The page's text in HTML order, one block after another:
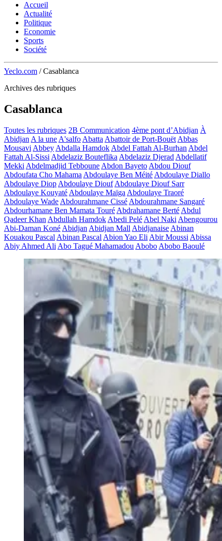
Accueil
Actualité
Politique
Economie
Sports
Société
Yeclo.com / Casablanca
Archives des rubriques
Casablanca
Toutes les rubriques 2B Communication 4ème pont d’Abidjan À
Abidjan A la une A'salfo Abatta Abattoir de Port-Bouët Abbas
Mousavi Abbey Abdalla Hamdok Abdel Fattah Al-Burhan Abdel
Fattah Al-Sissi Abdelaziz Bouteflika Abdelaziz Djerad Abdellatif
Mekki Abdelmadjid Tebboune Abdon Bayeto Abdou Diouf
Abdoufata Cho Mahama Abdoulaye Ben Méité Abdoulaye Diallo
Abdoulaye Diop Abdoulaye Diouf Abdoulaye Diouf Sarr
Abdoulaye Kouyaté Abdoulaye Maïga Abdoulaye Traoré
Abdoulaye Wade Abdourahmane Cissé Abdourahmane Sangaré
Abdourhamane Ben Mamata Touré Abdrahamane Berté Abdul
Qadeer Khan Abdullah Hamdok Abedi Pelé Abel Naki Abengourou
Abi-Daman Koné Abidjan Abidjan Mall Abidjanaise Abinan
Kouakou Pascal Abinan Pascal Abion Yao Eli Abir Moussi Abissa
Abiy Ahmed Ali Abo Tagué Mahamadou Abobo Abobo Baoulé